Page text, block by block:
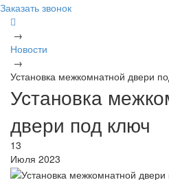
Заказать звонок
→
Новости
→
Установка межкомнатной двери
Установка
двери под ключ
13
Июля 2023